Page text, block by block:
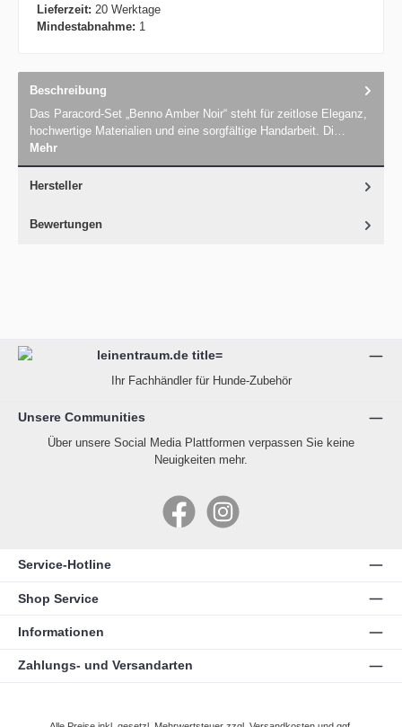
Lieferzeit: 20 Werktage
Mindestabnahme: 1
Beschreibung
Das Paracord-Set „Benno Amber Noir“ steht für zeitlose Eleganz,
hochwertige Materialien und eine sorgfältige Handarbeit. Di…
Mehr
Hersteller
Bewertungen
Ihr Fachhändler für Hunde-Zubehör
Unsere Communities
Über unsere Social Media Plattformen verpassen Sie keine
Neuigkeiten mehr.
FacebookInstagram
Service-Hotline
Shop Service
Informationen
Zahlungs- und Versandarten